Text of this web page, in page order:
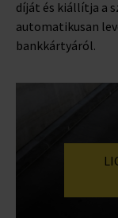
díját és kiállítja a
automatikusan
bankkártyáról.